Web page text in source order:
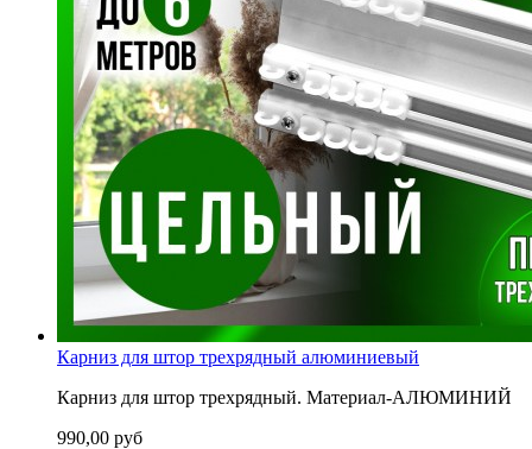
Карниз для штор трехрядный алюминиевый
Карниз для штор трехрядный. Материал-АЛЮМИНИЙ
990,00 руб